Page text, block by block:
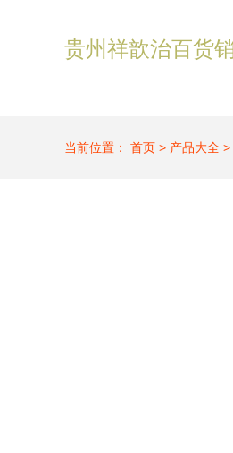
贵州祥歆治百货
当前位置： 首页 > 产品大全 >